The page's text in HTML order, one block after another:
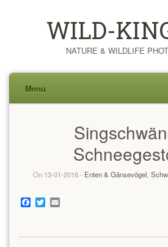
WILD-
NATURE & WILDLIFE
Menu
On 13-01-2016 - Enten & Gänsevögel
Facebook
TwitterEmail